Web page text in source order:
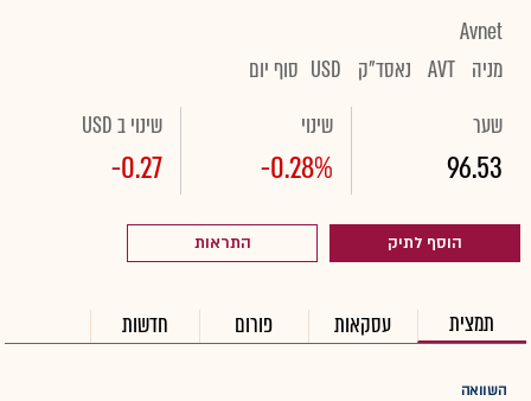
Avnet
מניה AVT נאסד"ק USD סוף יום
שער
96.53
שינוי
-0.28%
שינוי ב USD
-0.27
הוסף לתיק התראות
תמצית עסקאות פורום חדשות
השוואה